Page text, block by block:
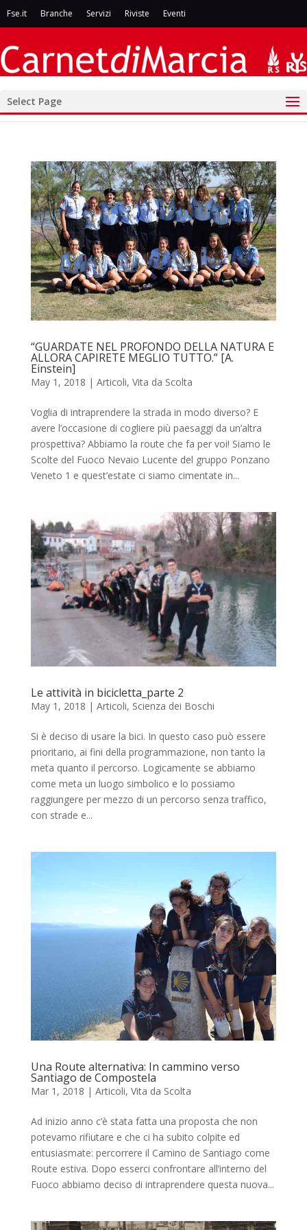
Fse.it Branche Servizi Riviste Eventi
Select Page
“GUARDATE NEL PROFONDO DELLA NATURA E
ALLORA CAPIRETE MEGLIO TUTTO.” [A.
Einstein]
May 1, 2018 | Articoli, Vita da Scolta
Voglia di intraprendere la strada in modo diverso? E
avere l’occasione di cogliere più paesaggi da un’altra
prospettiva? Abbiamo la route che fa per voi! Siamo le
Scolte del Fuoco Nevaio Lucente del gruppo Ponzano
Veneto 1 e quest’estate ci siamo cimentate in...
Le attività in bicicletta_parte 2
May 1, 2018 | Articoli, Scienza dei Boschi
Si è deciso di usare la bici. In questo caso può essere
prioritario, ai fini della programmazione, non tanto la
meta quanto il percorso. Logicamente se abbiamo
come meta un luogo simbolico e lo possiamo
raggiungere per mezzo di un percorso senza traffico,
con strade e...
Una Route alternativa: In cammino verso
Santiago de Compostela
Mar 1, 2018 | Articoli, Vita da Scolta
Ad inizio anno c’è stata fatta una proposta che non
potevamo rifiutare e che ci ha subito colpite ed
entusiasmate: percorrere il Camino de Santiago come
Route estiva. Dopo esserci confrontare all’interno del
Fuoco abbiamo deciso di intraprendere questa nuova...